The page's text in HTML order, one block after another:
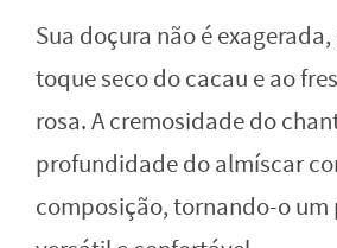
Sua doçura não é
toque seco do cacau e ao
rosa. A cremosidade do
profundidade do almíscar
composição, tornando-o um